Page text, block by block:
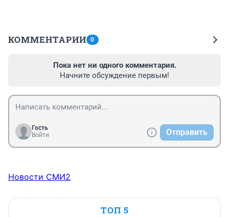
КОММЕНТАРИИ 0
Пока нет ни одного комментария.
Начните обсуждение первым!
Гость
Войти
Отправить
Новости СМИ2
ТОП 5